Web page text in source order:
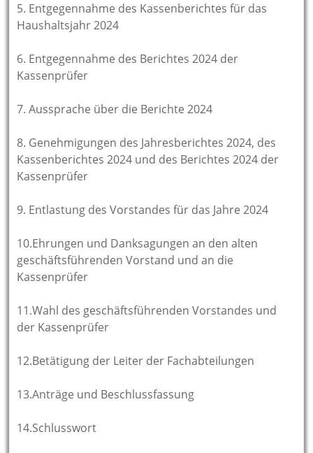
5. Entgegennahme des Kassenberichtes für das
Haushaltsjahr 2024
6. Entgegennahme des Berichtes 2024 der
Kassenprüfer
7. Aussprache über die Berichte 2024
8. Genehmigungen des Jahresberichtes 2024, des
Kassenberichtes 2024 und des Berichtes 2024 der
Kassenprüfer
9. Entlastung des Vorstandes für das Jahre 2024
10.Ehrungen und Danksagungen an den alten
geschäftsführenden Vorstand und an die
Kassenprüfer
11.Wahl des geschäftsführenden Vorstandes und
der Kassenprüfer
12.Betätigung der Leiter der Fachabteilungen
13.Anträge und Beschlussfassung
14.Schlusswort